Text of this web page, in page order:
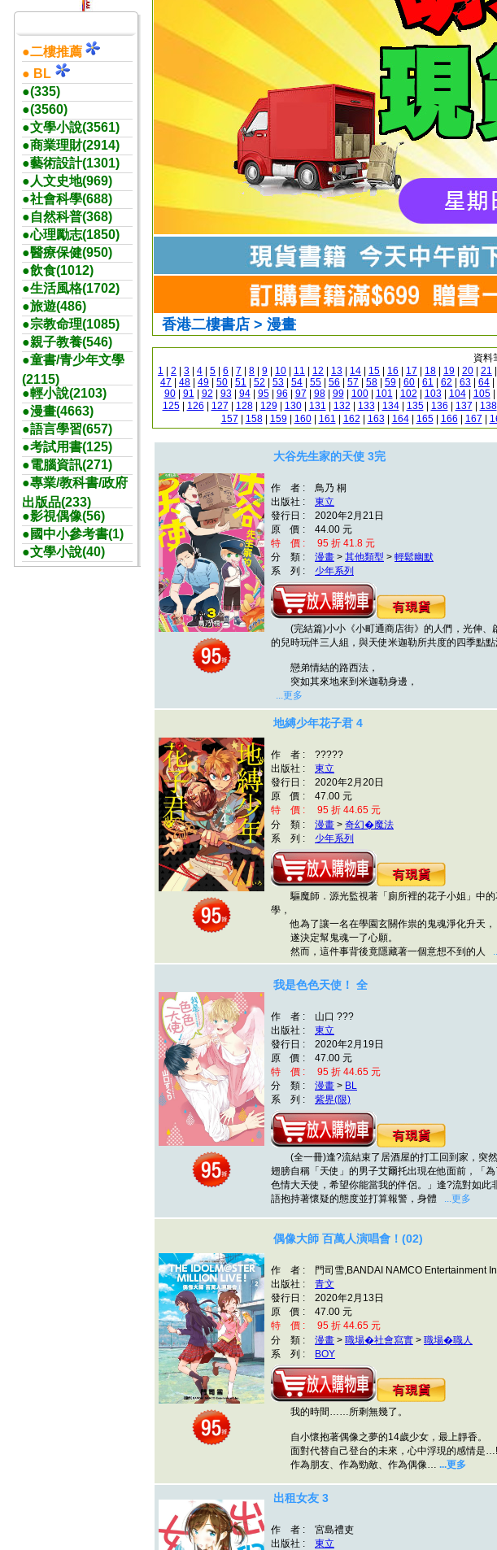
●二樓推薦
● BL
●(335)
●(3560)
●文學小說(3561)
●商業理財(2914)
●藝術設計(1301)
●人文史地(969)
●社會科學(688)
●自然科普(368)
●心理勵志(1850)
●醫療保健(950)
●飲食(1012)
●生活風格(1702)
●旅遊(486)
●宗教命理(1085)
●親子教養(546)
●童書/青少年文學
(2115)
●輕小說(2103)
●漫畫(4663)
●語言學習(657)
●考試用書(125)
●電腦資訊(271)
●專業/教科書/政府
出版品(233)
●影視偶像(56)
●國中小參考書(1)
●文學小說(40)
香港二樓書店 > 漫畫
資
1
2 3 4 5 6 7 8 9 10 11 12 13 14 15 16 17 18 19 20 21
47
48 49 50 51 52 53 54 55 56 57 58 59 60 61 62 63 64
90| 91 92 93| 94| 95| 96 97 98| 99| 100| 101 102 103| 104| 105|
125| 126 127 128| 129| 130| 131 132 133| 134| 135| 136 137 138
157
158| 159| 160| 161 162 163| 164| 165| 166 167
大谷先生家的天使 3完
作 者 : 鳥乃 桐
出版社 : 東立
發行日 : 2020年2月21日
原 價 : 44.00 元
特 價 : 95 折 41.8 元
分 類 : 漫畫 > 其他類型 > 輕鬆幽默
系 列 : 少年系列
(完結篇)小小《小町通商店街》的人們，光伸、
的兒時玩伴三人組，與天使米迦勒所共度的四季點點
戀弟情結的路西法，
突如其來地來到米迦勒身邊，
...更多
地縛少年花子君 4
作 者 : ?????
出版社 : 東立
發行日 : 2020年2月20日
原 價 : 47.00 元
特 價 : 95 折 44.65 元
分 類 : 漫畫 > 奇幻�魔法
系 列 : 少年系列
驅魔師．源光監視著「廁所裡的花子小姐」中的
學，
他為了讓一名在學園玄關作祟的鬼魂淨化升天，
遂決定幫鬼魂一了心願。
然而，這件事背後竟隱藏著一個意想不到的人
我是色色天使！ 全
作 者 : 山口 ???
出版社 : 東立
發行日 : 2020年2月19日
原 價 : 47.00 元
特 價 : 95 折 44.65 元
分 類 : 漫畫 > BL
系 列 : 紫界(限)
(全一冊)逢?流結束了居酒屋的打工回到家，突
翅膀自稱「天使」的男子艾爾托出現在他面前，「
色情大天使，希望你能當我的伴侶。」逢?流對如此
語抱持著懷疑的態度並打算報警，身體 ...更多
偶像大師 百萬人演唱會！(02)
作 者 : 門司雪,BANDAI NAMCO Entertainment
出版社 : 青文
發行日 : 2020年2月13日
原 價 : 47.00 元
特 價 : 95 折 44.65 元
分 類 : 漫畫 > 職場�社會寫實 > 職場�職人
系 列 :
BOY
我的時間……所剩無幾了。
自小懷抱著偶像之夢的14歲少女，最上靜香。
面對代替自己登台的未來，心中浮現的感情是
作為朋友、作為勁敵、作為偶像… ...更多
出租女友 3
作 者 : 宮島禮吏
出版社 : 東立